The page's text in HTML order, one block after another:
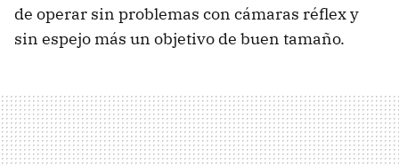
de operar sin problemas con cámaras réflex y
sin espejo más un objetivo de buen tamaño.